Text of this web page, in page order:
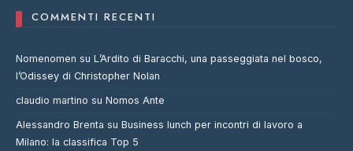
COMMENTI RECENTI
Nomenomen su L’Ardito di Baracchi, una passeggiata nel bosco,
l’Odissey di Christopher Nolan
claudio martino su Nomos Ante
Alessandro Brenta su Business lunch per incontri di lavoro a
Milano: la classifica Top 5